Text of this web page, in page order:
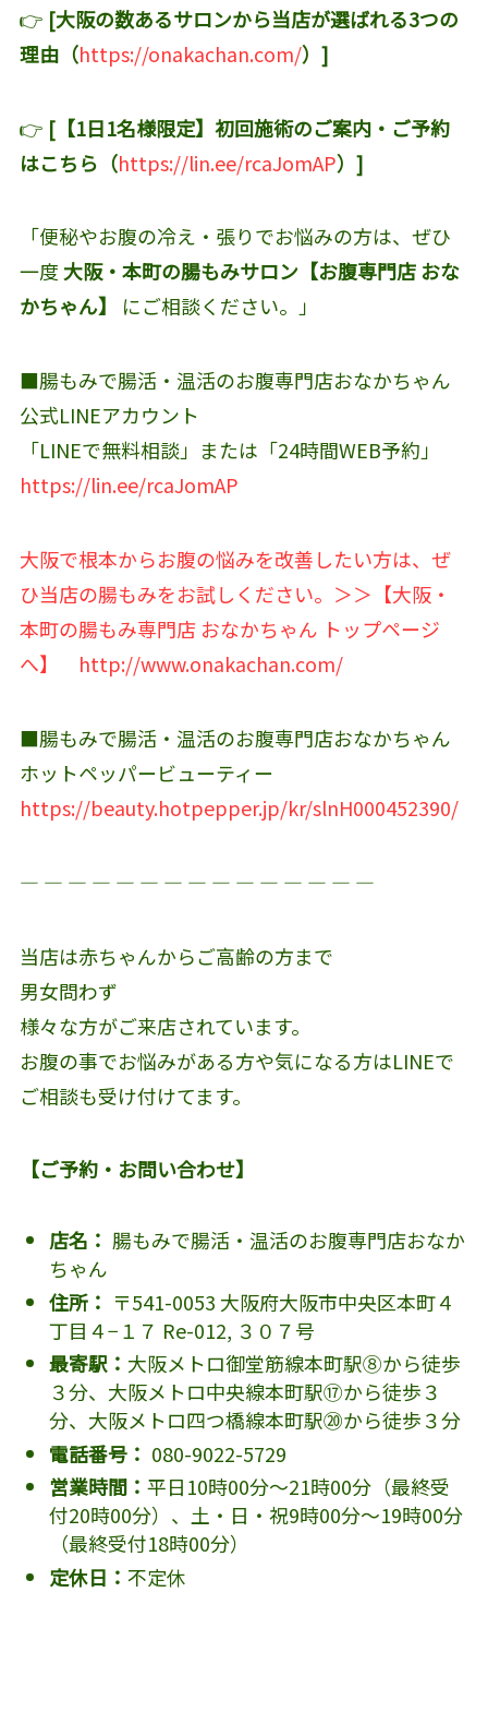
👉 [大阪の数あるサロンから当店が選ばれる3つの
理由（https://onakachan.com/）]
👉 [【1日1名様限定】初回施術のご案内・ご予約
はこちら（https://lin.ee/rcaJomAP）]
「便秘やお腹の冷え・張りでお悩みの方は、ぜひ
一度大阪・本町の腸もみサロン【お腹専門店 おな
かちゃん】
にご相談ください。」
■腸もみで腸活・温活のお腹専門店おなかちゃん
公式LINEアカウント‬
「LINEで無料相談」または「24時間WEB予約」
https://lin.ee/rcaJomAP
大阪で根本からお腹の悩みを改善したい方は、ぜ
ひ当店の腸もみをお試しください。＞＞【大阪・
本町の腸もみ専門店 おなかちゃん トップページ
へ】
http://www.onakachan.com/
■腸もみで腸活・温活のお腹専門店おなかちゃん
ホットペッパービューティー
https://beauty.hotpepper.jp/kr/slnH000452390/
― ― ― ― ― ― ― ― ― ― ― ― ― ― ―
当店は赤ちゃんからご高齢の方まで
男女問わず
様々な方がご来店されています。
お腹の事でお悩みがある方や気になる方はLINEで
ご相談も受け付けてます。
【ご予約・お問い合わせ】
店名： 腸もみで腸活・温活のお腹専門店おなか
ちゃん
住所： 〒541-0053 大阪府大阪市中央区本町４
丁目４−１７ Re-012, ３０７号
最寄駅： 大阪メトロ御堂筋線本町駅⑧から徒歩
３分、大阪メトロ中央線本町駅⑰から徒歩３
分、大阪メトロ四つ橋線本町駅⑳から徒歩３分
電話番号： 080-9022-5729
営業時間： 平日10時00分～21時00分（最終受
付20時00分）、土・日・祝9時00分～19時00分
（最終受付18時00分）
定休日： 不定休